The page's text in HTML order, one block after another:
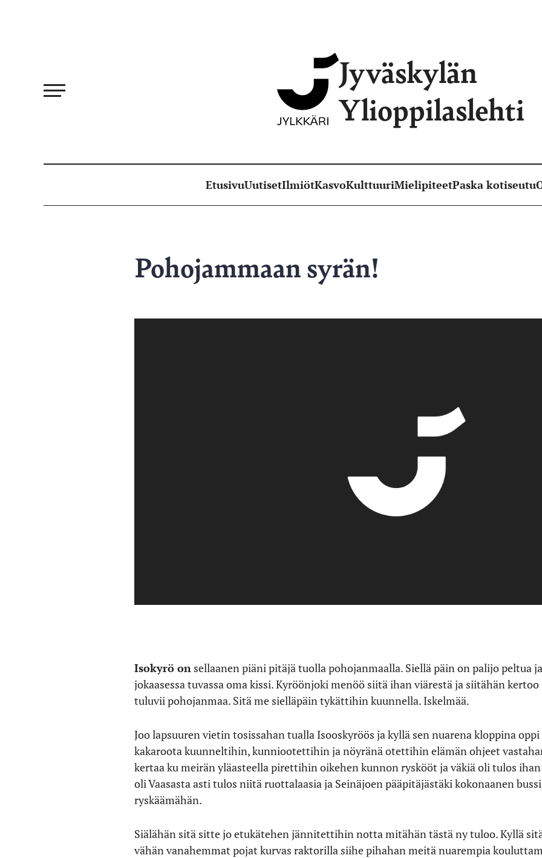
Jyväskylän
Ylioppilaslehti
EtusivuUutisetIlmiötKasvoKulttuuriMielipiteetPaska kotiseutu
Pohojammaan syrän!
Isokyrö on sellaanen piäni pitäjä tuolla pohojanmaalla. Siellä päin on palijo peltua
jokaasessa tuvassa oma kissi. Kyröönjoki menöö siitä ihan viärestä ja siitähän
tuluvii pohojanmaa. Sitä me sielläpäin tykättihin kuunnella. Iskelmää.
Joo lapsuuren vietin tosissahan tualla Isooskyröös ja kyllä sen nuarena kloppina
kakaroota kuunneltihin, kunniootettihin ja nöyränä otettihin elämän ohjeet
kertaa ku meirän yläasteella pirettihin oikehen kunnon ryskööt ja väkiä oli tulos
oli Vaasasta asti tulos niitä ruottalaasia ja Seinäjoen pääpitäjästäki kokonaanen
ryskäämähän.
Siälähän sitä sitte jo etukätehen jännitettihin notta mitähän tästä ny tuloo. Kyllä
vähän vanahemmat pojat kurvas raktorilla siihe pihahan meitä nuarempia